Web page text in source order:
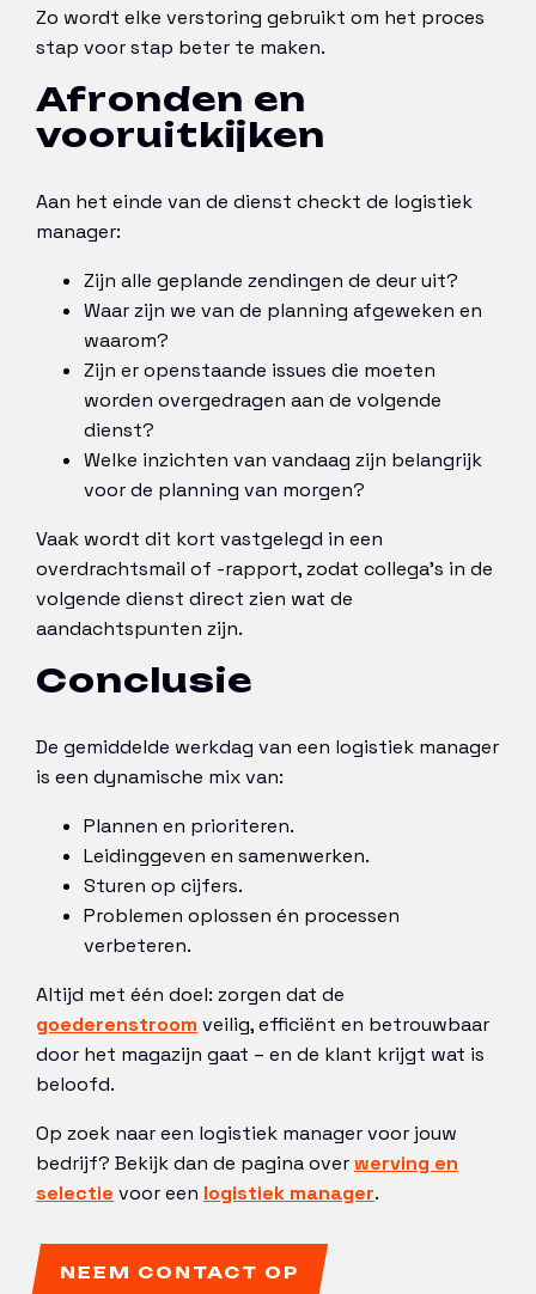
Zo wordt elke verstoring gebruikt om het proces
stap voor stap beter te maken.
Afronden en
vooruitkijken
Aan het einde van de dienst checkt de logistiek
manager:
Zijn alle geplande zendingen de deur uit?
Waar zijn we van de planning afgeweken en
waarom?
Zijn er openstaande issues die moeten
worden overgedragen aan de volgende
dienst?
Welke inzichten van vandaag zijn belangrijk
voor de planning van morgen?
Vaak wordt dit kort vastgelegd in een
overdrachtsmail of -rapport, zodat collega’s in de
volgende dienst direct zien wat de
aandachtspunten zijn.
Conclusie
De gemiddelde werkdag van een logistiek manager
is een dynamische mix van:
Plannen en prioriteren.
Leidinggeven en samenwerken.
Sturen op cijfers.
Problemen oplossen én processen
verbeteren.
Altijd met één doel: zorgen dat de
goederenstroom veilig, efficiënt en betrouwbaar
door het magazijn gaat – en de klant krijgt wat is
beloofd.
Op zoek naar een logistiek manager voor jouw
bedrijf? Bekijk dan de pagina overwerving en
selectie voor een logistiek manager.
NEEM CONTACT OP